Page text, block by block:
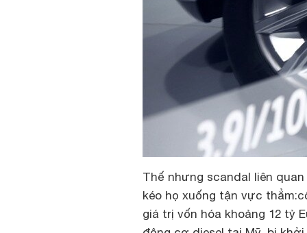
Thế nhưng scandal liên
kéo họ xuống tận vực
giá trị vốn hóa khoảng 12 tỷ